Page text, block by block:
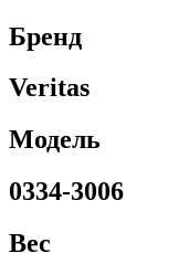
Бренд
Veritas
Модель
0334-3006
Вес